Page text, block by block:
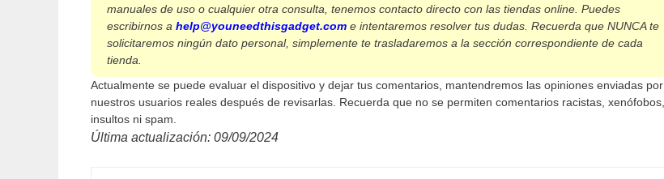
manuales de uso o cualquier otra consulta, tenemos contacto directo con las tiendas online. Puedes
escribirnos a help@youneedthisgadget.com e intentaremos resolver tus dudas. Recuerda que NUNCA te
solicitaremos ningún dato personal, simplemente te trasladaremos a la sección correspondiente de cada
tienda.
Actualmente se puede evaluar el dispositivo y dejar tus comentarios, mantendremos las opiniones enviadas por
nuestros usuarios reales después de revisarlas. Recuerda que no se permiten comentarios racistas, xenófobos,
insultos ni spam.
Última actualización: 09/09/2024